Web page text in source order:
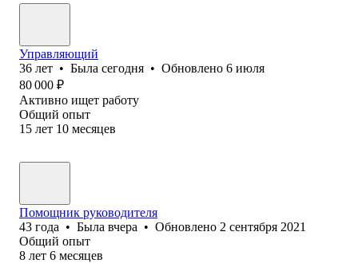
Управляющий
36 лет • Была сегодня • Обновлено 6 июля
80 000 ₽
Активно ищет работу
Общий опыт
15 лет 10 месяцев
Помощник руководителя
43 года • Была вчера • Обновлено 2 сентября 2021
Общий опыт
8 лет 6 месяцев